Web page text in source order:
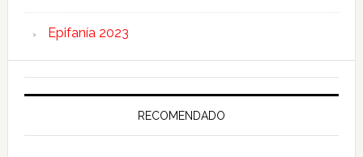
Epifanía 2023
RECOMENDADO